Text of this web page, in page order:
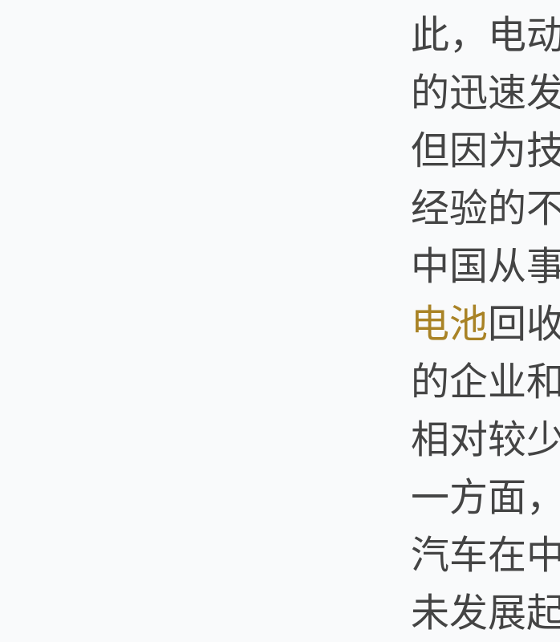
此，电
的迅速
但因为
经验的
中国从
电池回
的企业
相对较
一方面
汽车在
未发展